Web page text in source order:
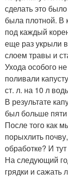
сделать это
была плотной. В
под каждый
еще раз укрыли
слоем травы и
Ухода особого
поливали
ст. л. на 10 л
В результате
был больше
После того как
порыхлить
обработке? И
На следующий
грядки и сажать